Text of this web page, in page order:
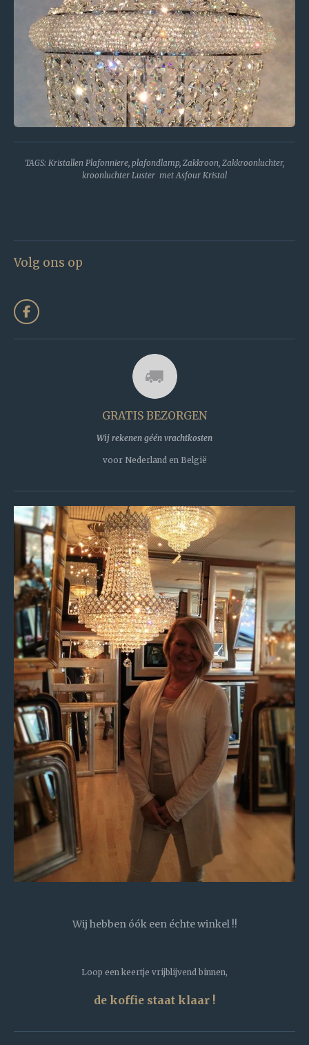
TAGS: Kristallen Plafonniere, plafondlamp, Zakkroon, Zakkroonluchter,
kroonluchter Luster met Asfour Kristal
Volg ons op
F
a
c
GRATIS BEZORGEN
Wij rekenen géén vrachtkosten
voor Nederland en België
Wij hebben óók een échte winkel !!
Loop een keertje vrijblijvend binnen,
de koffie staat klaar !